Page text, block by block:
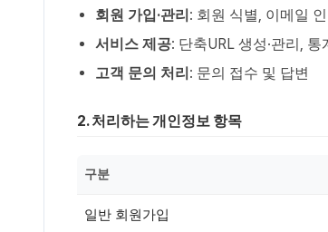
회원 가입·관리: 회원 식별, 이메일
서비스 제공: 단축URL 생성·관리, 통
고객 문의 처리: 문의 접수 및 답변
2. 처리하는 개인정보 항목
구분
일반 회원가입